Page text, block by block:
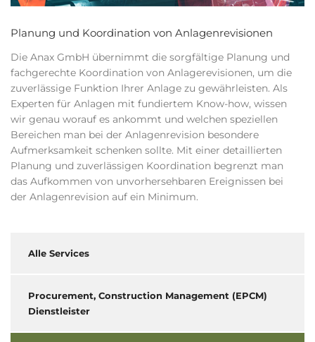
Planung und Koordination von Anlagenrevisionen
Die Anax GmbH übernimmt die sorgfältige Planung und
fachgerechte Koordination von Anlagerevisionen, um die
zuverlässige Funktion Ihrer Anlage zu gewährleisten. Als
Experten für Anlagen mit fundiertem Know-how, wissen
wir genau worauf es ankommt und welchen speziellen
Bereichen man bei der Anlagenrevision besondere
Aufmerksamkeit schenken sollte. Mit einer detaillierten
Planung und zuverlässigen Koordination begrenzt man
das Aufkommen von unvorhersehbaren Ereignissen bei
der Anlagenrevision auf ein Minimum.
Alle Services
Procurement, Construction Management (EPCM)
Dienstleister